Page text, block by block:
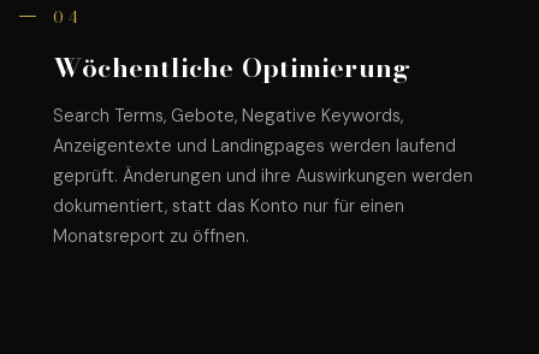
04
Wöchentliche Optimierung
Search Terms, Gebote, Negative Keywords,
Anzeigentexte und Landingpages werden laufend
geprüft. Änderungen und ihre Auswirkungen werden
dokumentiert, statt das Konto nur für einen
Monatsreport zu öffnen.